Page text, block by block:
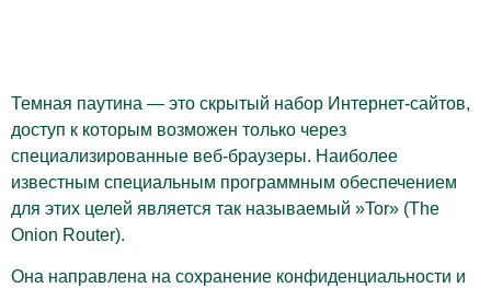
Темная паутина — это скрытый набор Интернет-сайтов,
доступ к которым возможен только через
специализированные веб-браузеры. Наиболее
известным специальным программным обеспечением
для этих целей является так называемый »Tor» (The
Onion Router).
Она направлена на сохранение конфиденциальности и